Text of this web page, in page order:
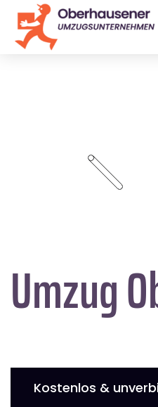
Umzug
Kostenlos &